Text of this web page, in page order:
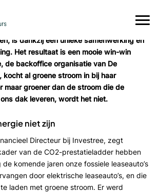
op het dak
op het dak van ons kantoorpand
is dankzij een unieke samenwerking en
Het resultaat is een mooie win-win
de backoffice organisatie van De
kocht al groene stroom in bij haar
maar groener dan de stroom die de
dak leveren, wordt het niet.
niet zijn
Directeur bij Investree, zegt
van de CO2-prestatieladder hebben
komende jaren onze fossiele leaseauto’s
door elektrische leaseauto’s, en die
laden met groene stroom. Er werd